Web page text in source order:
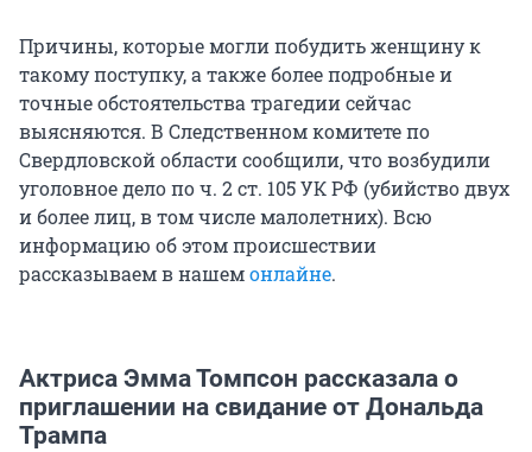
Причины, которые могли побудить женщину к
такому поступку, а также более подробные и
точные обстоятельства трагедии сейчас
выясняются. В Следственном комитете по
Свердловской области сообщили, что возбудили
уголовное дело по ч. 2 ст. 105 УК РФ (убийство двух
и более лиц, в том числе малолетних). Всю
информацию об этом происшествии
рассказываем в нашемонлайне.
Актриса Эмма Томпсон рассказала о
приглашении на свидание от Дональда
Трампа